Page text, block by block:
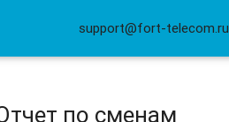
support@fort-telecom.ru
по сменам